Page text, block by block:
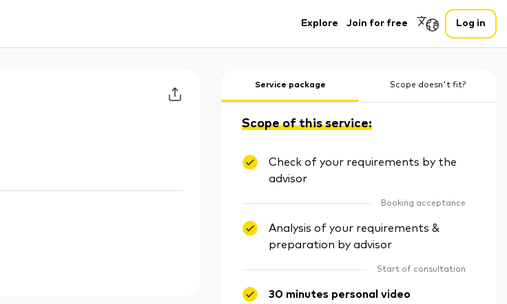
Explore Join for free Log in
Service package Scope doesn't fit?
Scope of this service:
Check of your requirements by the
advisor
Booking acceptance
Analysis of your requirements &
preparation by advisor
Start of consultation
30 minutes personal video